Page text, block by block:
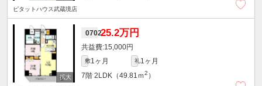
ピタットハウス武蔵境店
070225.2万円
15,000円
敷1ヶ月 礼1ヶ月
7階 2LDK（49.81ｍ2 ）